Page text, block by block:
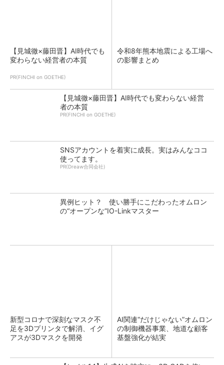
【見城徹×藤田晋】AI時代でも
変わらない経営者の本質
PR(FINCHI on GOETHE)
令和8年熊本地震による工場へ
の影響まとめ
【見城徹×藤田晋】AI時代でも変わらない経営
者の本質
PR(FINCHI on GOETHE)
SNSアカウントを着実に成長。実はみんなココ
使ってます。
PR(Dreaw合同会社)
異例ヒット？ 使い勝手にこだわったオムロン
の“オープンな”IO-Linkマスター
新型コロナで深刻なマスク不
足を3Dプリンタで解消、イグ
アスが3Dマスクを開発
AI関連“だけじゃない”オムロン
の制御機器事業、地道な顧客
基盤強化が結実